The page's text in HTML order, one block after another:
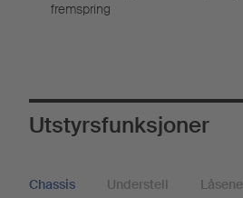
fremspring
Utstyrsfunksjoner
Chassis Understell Låsene